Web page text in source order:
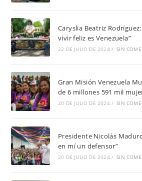
Caryslia Beatriz
vivir feliz es Venezuela”
22 DE JULIO DE 2024 / SIN
Gran Misión Venezuela
de 6 millones 591 mil
20 DE JULIO DE 2024 / SIN
Presidente Nicolás
en mí un defensor”
20 DE JULIO DE 2024 / SIN